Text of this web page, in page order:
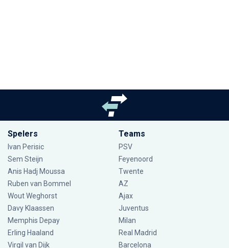
Spelers
Ivan Perisic
Sem Steijn
Anis Hadj Moussa
Ruben van Bommel
Wout Weghorst
Davy Klaassen
Memphis Depay
Erling Haaland
Virgil van Dijk
Teams
PSV
Feyenoord
Twente
AZ
Ajax
Juventus
Milan
Real Madrid
Barcelona